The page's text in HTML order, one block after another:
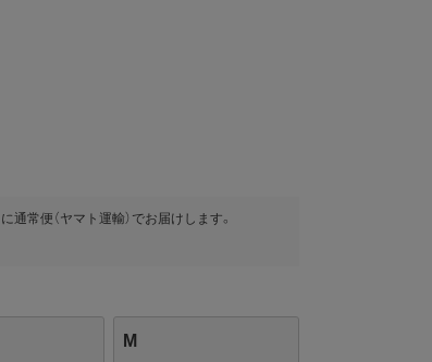
に通常便（ヤマト運輸） でお届けします。
M